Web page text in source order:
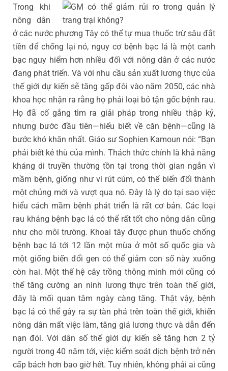
Trong khi
nông dân
ở các nước phương Tây có thể tự mua thuốc trừ sâu đắt
tiền để chống lại nó, nguy cơ bệnh bạc lá là một canh
bạc nguy hiểm hơn nhiều đối với nông dân ở các nước
đang phát triển. Và với nhu cầu sản xuất lương thực của
thế giới dự kiến sẽ tăng gấp đôi vào năm 2050, các nhà
khoa học nhận ra rằng họ phải loại bỏ tận gốc bệnh rau.
Họ đã cố gắng tìm ra giải pháp trong nhiều thập kỷ,
nhưng bước đầu tiên—hiểu biết về căn bệnh—cũng là
bước khó khăn nhất. Giáo sư Sophien Kamoun nói: “Bạn
phải biết kẻ thù của mình. Thách thức chính là khả năng
kháng di truyền thường tồn tại trong thời gian ngắn vì
mầm bệnh, giống như vi rút cúm, có thể biến đổi thành
một chủng mới và vượt qua nó. Đây là lý do tại sao việc
hiểu cách mầm bệnh phát triển là rất cơ bản. Các loại
rau kháng bệnh bạc lá có thể rất tốt cho nông dân cũng
như cho môi trường. Khoai tây được phun thuốc chống
bệnh bạc lá tới 12 lần một mùa ở một số quốc gia và
một giống biến đổi gen có thể giảm con số này xuống
còn hai. Một thế hệ cây trồng thông minh mới cũng có
thể tăng cường an ninh lương thực trên toàn thế giới,
đây là mối quan tâm ngày càng tăng. Thật vậy, bệnh
bạc lá có thể gây ra sự tàn phá trên toàn thế giới, khiến
nông dân mất việc làm, tăng giá lương thực và dẫn đến
nạn đói. Với dân số thế giới dự kiến sẽ tăng hơn 2 tỷ
người trong 40 năm tới, việc kiểm soát dịch bệnh trở nên
cấp bách hơn bao giờ hết. Tuy nhiên, không phải ai cũng